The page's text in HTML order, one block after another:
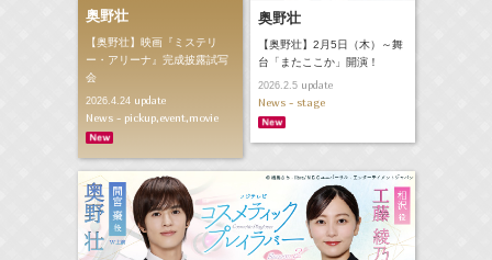
奥野壮
【奥野壮】映画『ミステリ
ー・アリーナ』完成披露試写
会
2026.4.24update
News - pickup,event,movie
奥野壮
【奥野壮】2月5日（木）～舞
台「またここか」開演！
2026.2.5update
News - stage